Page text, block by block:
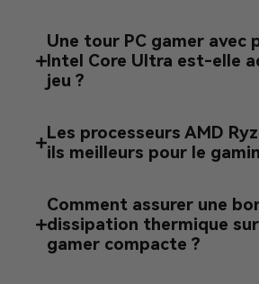
Une tour PC gamer avec
Intel Core Ultra est-elle
jeu ?
Les processeurs AMD
ils meilleurs pour le
Comment assurer une
dissipation thermique
gamer compacte ?